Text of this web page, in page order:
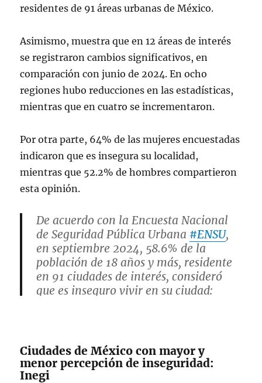
residentes de 91 áreas urbanas de México.
Asimismo, muestra que en 12 áreas de interés
se registraron cambios significativos, en
comparación con junio de 2024. En ocho
regiones hubo reducciones en las estadísticas,
mientras que en cuatro se incrementaron.
Por otra parte, 64% de las mujeres encuestadas
indicaron que es insegura su localidad,
mientras que 52.2% de hombres compartieron
esta opinión.
De acuerdo con la Encuesta Nacional
de Seguridad Pública Urbana #ENSU,
en septiembre 2024, 58.6% de la
población de 18 años y más, residente
en 91 ciudades de interés, consideró
que es inseguro vivir en su ciudad:
(1/4)pic.twitter.com/kTI44JP6sr
Ciudades de México con mayor y
menor percepción de inseguridad:
Inegi